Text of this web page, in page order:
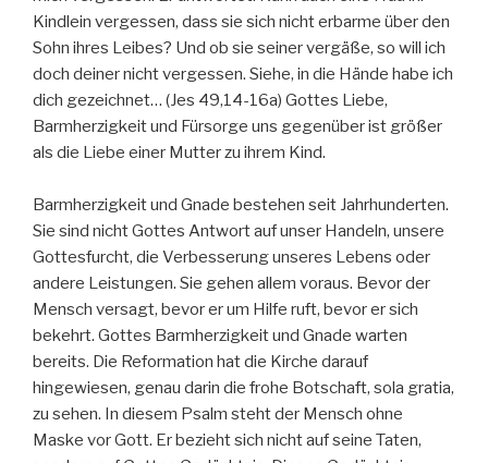
Kindlein vergessen, dass sie sich nicht erbarme über den
Sohn ihres Leibes? Und ob sie seiner vergäße, so will ich
doch deiner nicht vergessen. Siehe, in die Hände habe ich
dich gezeichnet… (Jes 49,14-16a) Gottes Liebe,
Barmherzigkeit und Fürsorge uns gegenüber ist größer
als die Liebe einer Mutter zu ihrem Kind.
Barmherzigkeit und Gnade bestehen seit Jahrhunderten.
Sie sind nicht Gottes Antwort auf unser Handeln, unsere
Gottesfurcht, die Verbesserung unseres Lebens oder
andere Leistungen. Sie gehen allem voraus. Bevor der
Mensch versagt, bevor er um Hilfe ruft, bevor er sich
bekehrt. Gottes Barmherzigkeit und Gnade warten
bereits. Die Reformation hat die Kirche darauf
hingewiesen, genau darin die frohe Botschaft, sola gratia,
zu sehen. In diesem Psalm steht der Mensch ohne
Maske vor Gott. Er bezieht sich nicht auf seine Taten,